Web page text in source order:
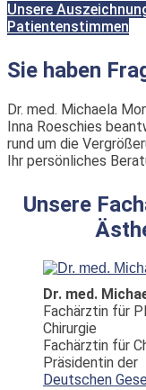
Unsere
Patientenstimmen
Sie haben
Dr. med. Michaela
Inna Roeschies
rund um die
Ihr persönliches
Unsere
Dr. med.
Fachärztin für
Chirurgie
Fachärztin für
Präsidentin der
Deutschen